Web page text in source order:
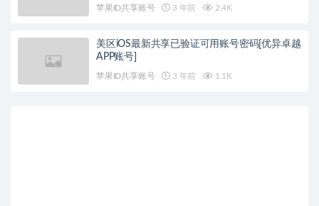
苹果ID共享账号 3 年前 2.4K
美区iOS最新共享已验证可用账号密码[优异卓越
APP账号]
苹果ID共享账号 3 年前 1.1K